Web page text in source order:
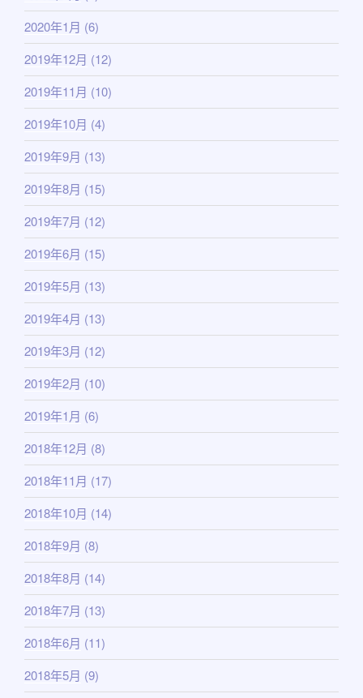
2020年1月 (6)
2019年12月 (12)
2019年11月 (10)
2019年10月 (4)
2019年9月 (13)
2019年8月 (15)
2019年7月 (12)
2019年6月 (15)
2019年5月 (13)
2019年4月 (13)
2019年3月 (12)
2019年2月 (10)
2019年1月 (6)
2018年12月 (8)
2018年11月 (17)
2018年10月 (14)
2018年9月 (8)
2018年8月 (14)
2018年7月 (13)
2018年6月 (11)
2018年5月 (9)